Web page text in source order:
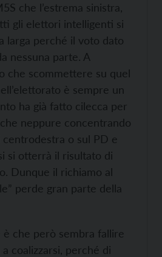
che l’estrema sinistra,
gli elettori intelligenti si
larga perché il voto dato
nessuna parte. A
che scommettere su quel
è sempre un
ha già fatto cilecca per
neppure concentrando
o sul PD e
si otterrà il risultato di
Dunque il richiamo al
perde gran parte della
che però sembra fallire
coalizzarsi, perché di